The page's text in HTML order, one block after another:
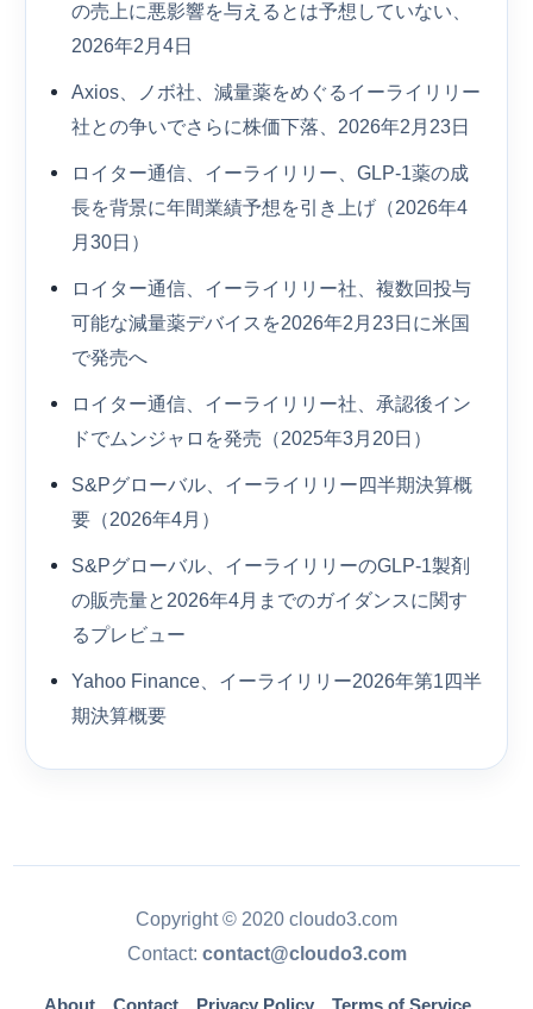
の売上に悪影響を与えるとは予想していない、
2026年2月4日
Axios、ノボ社、減量薬をめぐるイーライリリー
社との争いでさらに株価下落、2026年2月23日
ロイター通信、イーライリリー、GLP-1薬の成
長を背景に年間業績予想を引き上げ（2026年4
月30日）
ロイター通信、イーライリリー社、複数回投与
可能な減量薬デバイスを2026年2月23日に米国
で発売へ
ロイター通信、イーライリリー社、承認後イン
ドでムンジャロを発売（2025年3月20日）
S&Pグローバル、イーライリリー四半期決算概
要（2026年4月）
S&Pグローバル、イーライリリーのGLP-1製剤
の販売量と2026年4月までのガイダンスに関す
るプレビュー
Yahoo Finance、イーライリリー2026年第1四半
期決算概要
Copyright © 2020 cloudo3.com
Contact: contact@cloudo3.com